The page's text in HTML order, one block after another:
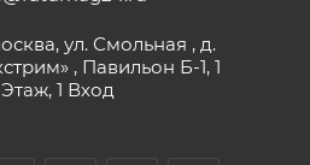
ул. Смольная , д.
, Павильон Б-1, 1
Этаж, 1 Вход